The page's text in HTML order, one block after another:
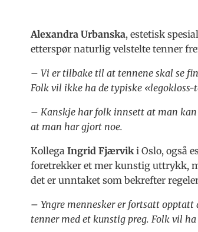
Alexandra Urbanska, estetisk
etterspør naturlig velstelte tenner
– Vi er tilbake til at tennene skal se
Folk vil ikke ha de typiske
– Kanskje har folk innsett at man
at man har gjort noe.
Kollega Ingrid Fjærviki Oslo, også
foretrekker et mer kunstig uttrykk,
det er unntaket som bekrefter
– Yngre mennesker er fortsatt
tenner med et kunstig preg. Folk vil